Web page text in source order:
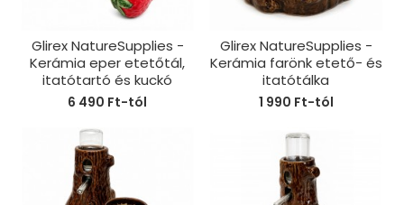
Glirex NatureSupplies -
Kerámia eper etetőtál,
itatótartó és kuckó
6 490 Ft-tól
Glirex NatureSupplies -
Kerámia farönk etető- és
itatótálka
1 990 Ft-tól